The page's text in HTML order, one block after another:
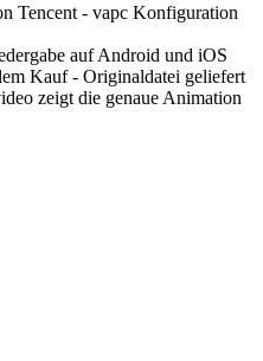
Tencent - vapc Konfiguration
auf Android und iOS
Kauf - Originaldatei geliefert
zeigt die genaue Animation